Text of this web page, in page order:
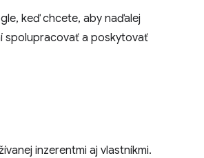
keď chcete, aby naďalej
spolupracovať a poskytovať
inzerentmi aj vlastníkmi.